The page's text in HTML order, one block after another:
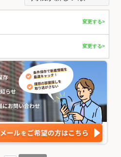
変更する>
変更する>